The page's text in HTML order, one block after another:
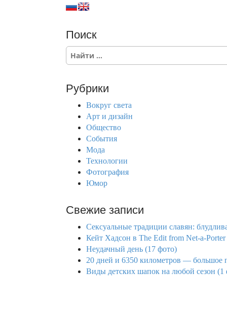
Поиск
S
e
c
Рубрики
Вокруг света
Арт и дизайн
Общество
События
Мода
Технологии
Фотография
Юмор
Свежие записи
Сексуальные традиции славян:
Кейт Хадсон в The Edit from Net-a-
Неудачный день (17 фото)
20 дней и 6350 километров — большое
Виды детских шапок на любой сезон (1